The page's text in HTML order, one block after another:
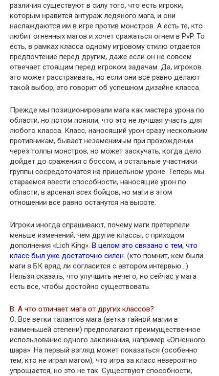
различия существуют в силу того, что есть игроки,
которым нравится антураж ледяного мага, и они
наслаждаются им в игре против монстров. А есть те, кто
любит огненных магов и хочет сражаться огнем в PvP. То
есть, в рамках класса одному игровому стилю отдается
предпочтение перед другим, даже если он не совсем
отвечает стоящим перед игроком задачам. Да, игроков
это может расстраивать, но если они все равно делают
такой выбор, это говорит об успешном дизайне класса.
Прежде мы позиционировали мага как мастера урона по
области, но потом поняли, что это не лучшая участь для
любого класса. Класс, наносящий урон сразу нескольким
противникам, бывает незаменимым при прохождении
через толпы монстров, но может заскучать, когда дело
дойдет до сражения с боссом, и остальные участники
группы сосредоточатся на прицельном уроне. Теперь мы
стараемся ввести способности, наносящие урон по
области, в арсенал всех бойцов, но маги в этом
отношении все равно останутся на высоте.
Игроки иногда спрашивают, почему маги претерпели
меньше изменений, чем другие классы, с приходом
дополнения «Lich King». В целом это связано с тем, что
класс был уже достаточно силен. (кто помнит, кем были
маги в БК вряд ли согласится с автором интервью…)
Нельзя сказать, что улучшить нечего, но сейчас у мага
есть все, чтобы достойно существовать.
В. А что отличает мага от других классов?
О. Все ветки талантов мага (ветка тайной магии в
наименьшей степени) предполагают преимущественное
использование одного заклинания, например «Огненного
шара». На первый взгляд может показаться (особенно
тем, кто не играл магом), что игра за класс невероятно
упрощается, но это не так. Существуют способности,